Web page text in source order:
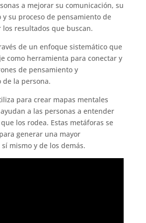
a mejorar su comunicación, su
su proceso de pensamiento de
los resultados que buscan.
de un enfoque sistemático que
como herramienta para conectar y
de pensamiento y
la persona.
para crear mapas mentales
a las personas a entender
los rodea. Estas metáforas se
generar una mayor
mismo y de los demás.